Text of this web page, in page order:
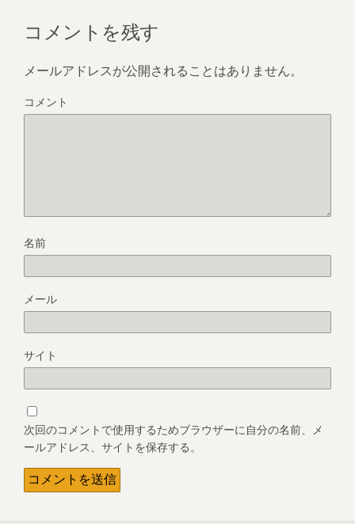
コメントを残す
メールアドレスが公開されることはありません。
コメント
名前
メール
サイト
次回のコメントで使用するためブラウザーに自分の名前、メ
ールアドレス、サイトを保存する。